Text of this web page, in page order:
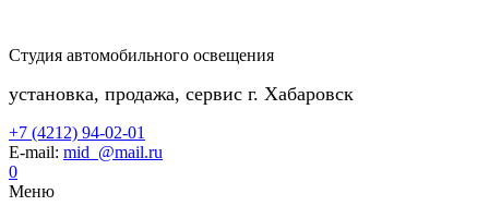
Студия автомобильного освещения
установка, продажа, сервис г. Хабаровск
+7 (4212) 94-02-01
E-mail: mid_@mail.ru
0
Меню